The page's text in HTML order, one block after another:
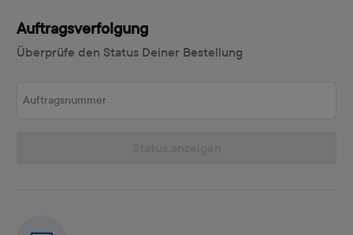
Auftragsverfolgung
Überprüfe den Status Deiner Bestellung